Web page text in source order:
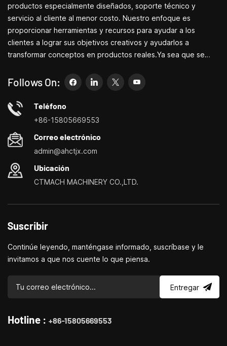
productos especialmente diseñados, soporte técnico y
servicio al cliente al menor costo. Nuestro enfoque es
proporcionar herramientas y recursos para ayudar a los
clientes a lograr sus objetivos creativos y ayudarlos a
transformar conceptos en productos reales.Ya sea que se
simplemente sea un emprendedor creativo, las pequeñas
máquinas herramienta de Bite pueden permitirle satisfacer sus
necesidades de manera más fácil, rápida y
económica.Especializados en pequeños centros de
domésticos, taladradoras y fresadoras domésticas, pequeños
tornos, taladradores y fresadores multifuncionales.
Follows On:
Teléfono
+86-15805669553
Correo electrónico
admin@ahctjx.com
Ubicación
CTMACH MACHINERY CO.,LTD.
Suscribir
Continúe leyendo, manténgase informado, suscríbase y le
invitamos a que nos cuente lo que piensa.
Entregar
Hotline : +86-15805669553